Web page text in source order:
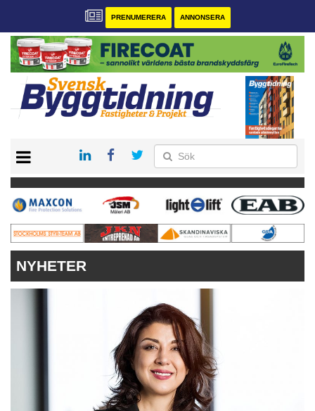
PRENUMERERA ANNONSERA
PRENUMERERA
VÅRA ANDRA MAGASIN
ANNONSERA
KONTAKT
NYHETER